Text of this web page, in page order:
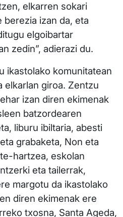
elkarren sokari
izan da, eta
elgoibartar
zedin”, adierazi du.
ikastolako komunitatean
elkarlan giroa. Zentzu
izan diren ekimenak
batzordearen
liburu ibiltaria, abesti
grabaketa, Non eta
hartzea, eskolan
eta tailerrak,
margotu da ikastolako
diren ekimenak ere
txosna, Santa Ageda,